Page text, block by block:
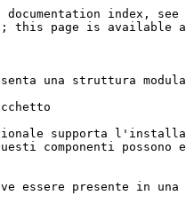
documentation index,
this page is available
presenta una struttura
supporta
componenti
essere presente in